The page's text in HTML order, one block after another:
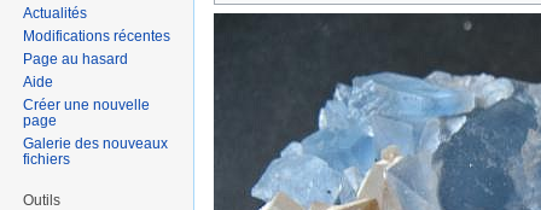
Actualités
Modifications récentes
Page au hasard
Aide
Créer une nouvelle
page
Galerie des nouveaux
fichiers
Outils